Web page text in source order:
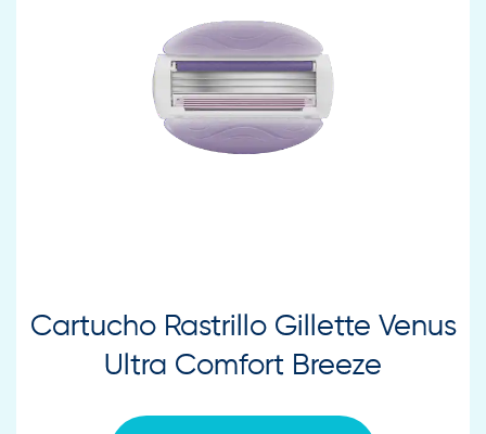
Cartucho Rastrillo Gillette Venus
Ultra Comfort Breeze